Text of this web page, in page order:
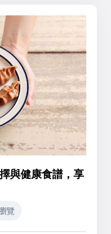
與健康食譜，享
覽